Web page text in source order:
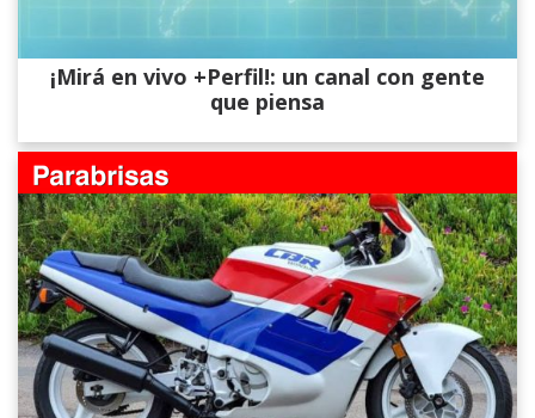
¡Mirá en vivo +Perfil!: un canal con gente
que piensa